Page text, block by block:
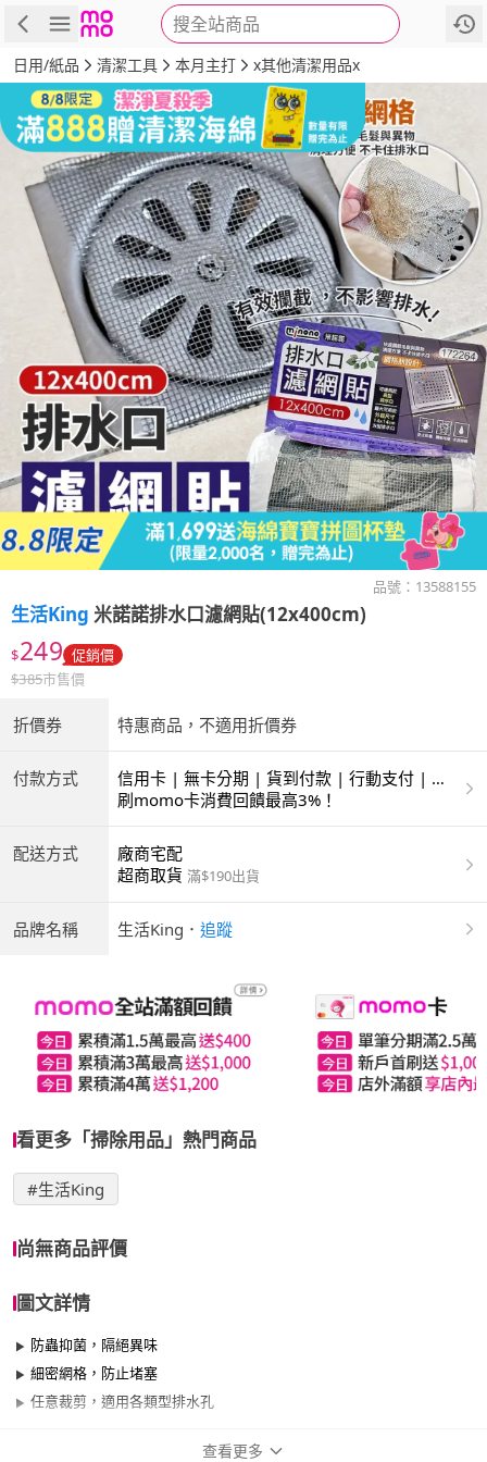
搜全站商品
商品 評價 詳情
日用/紙品 清潔工具 本月主打 x其他清潔用品x
品號： 13588155
生活King 米諾諾排水口濾網貼(12x400cm)
$249 促銷價
$385市售價
折價券 特惠商品，不適用折價券
付款方式
信用卡 | 無卡分期 | 貨到付款 | 行動支付 | 超
商付款 | ATM | 銀聯卡
刷momo卡消費回饋最高3%！
配送方式
廠商宅配
超商取貨 滿$190出貨
品牌名稱 生活King ． 追蹤
看更多「掃除用品」熱門商品
#生活King
尚無商品評價
圖文詳情
防蟲抑菌，隔絕異味
細密網格，防止堵塞
任意裁剪，適用各類型排水孔
查看更多